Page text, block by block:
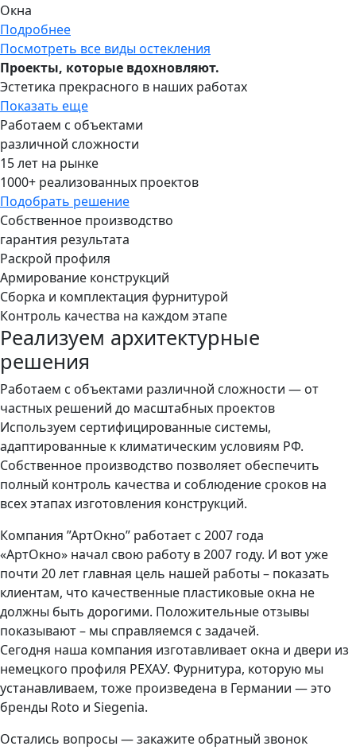
Окна
Подробнее
Посмотреть все виды остекления
Проекты, которые вдохновляют.
Эстетика прекрасного в наших работах
Показать еще
Работаем с объектами
различной сложности
15 лет на рынке
1000+ реализованных проектов
Подобрать решение
Собственное производство
гарантия результата
Раскрой профиля
Армирование конструкций
Сборка и комплектация фурнитурой
Контроль качества на каждом этапе
Реализуем архитектурные
решения
Работаем с объектами различной сложности — от
частных решений до масштабных проектов
Используем сертифицированные системы,
адаптированные к климатическим условиям РФ.
Собственное производство позволяет обеспечить
полный контроль качества и соблюдение сроков на
всех этапах изготовления конструкций.
Компания ”АртОкно” работает с 2007 года
«АртОкно» начал свою работу в 2007 году. И вот уже
почти 20 лет главная цель нашей работы – показать
клиентам, что качественные пластиковые окна не
должны быть дорогими. Положительные отзывы
показывают – мы справляемся с задачей.
Сегодня наша компания изготавливает окна и двери из
немецкого профиля РЕХАУ. Фурнитура, которую мы
устанавливаем, тоже произведена в Германии — это
бренды Roto и Siegenia.
Остались вопросы — закажите обратный звонок